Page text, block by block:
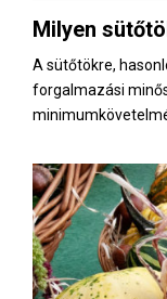
Milyen
A sütőtökre,
forgalmazási